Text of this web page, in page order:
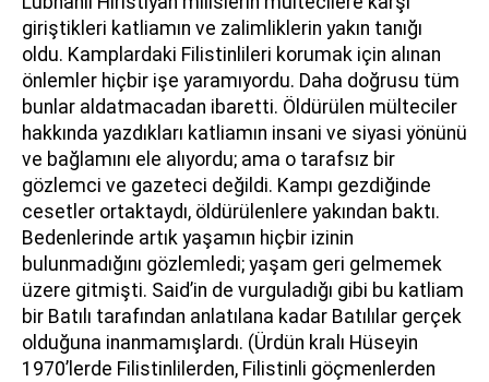
giriştikleri katliamın ve zalimliklerin yakın tanığı
oldu. Kamplardaki Filistinlileri korumak için alınan
önlemler hiçbir işe yaramıyordu. Daha doğrusu tüm
bunlar aldatmacadan ibaretti. Öldürülen mülteciler
hakkında yazdıkları katliamın insani ve siyasi yönünü
ve bağlamını ele alıyordu; ama o tarafsız bir
gözlemci ve gazeteci değildi. Kampı gezdiğinde
cesetler ortaktaydı, öldürülenlere yakından baktı.
Bedenlerinde artık yaşamın hiçbir izinin
bulunmadığını gözlemledi; yaşam geri gelmemek
üzere gitmişti. Said’in de vurguladığı gibi bu katliam
bir Batılı tarafından anlatılana kadar Batılılar gerçek
olduğuna inanmamışlardı. (Ürdün kralı Hüseyin
1970’lerde Filistinlilerden, Filistinli göçmenlerden